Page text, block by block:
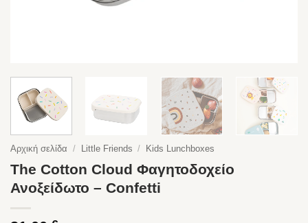
Αρχική σελίδα / Little Friends / Kids Lunchboxes
The Cotton Cloud Φαγητοδοχείο
Ανοξείδωτο – Confetti